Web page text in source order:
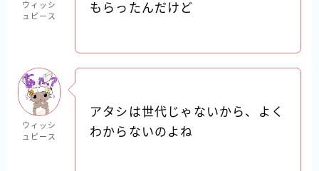
ウィッシ
ュピース
もらったんだけど
ウィッシ
ュピース
アタシは世代じゃないから、よく
わからないのよね